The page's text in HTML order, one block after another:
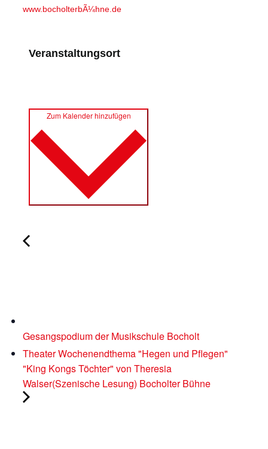
www.bocholterbÃ¼hne.de
Veranstaltungsort
Gesangspodium der Musikschule Bocholt
Theater Wochenendthema "Hegen und Pflegen"
"King Kongs Töchter" von Theresia
Walser(Szenische Lesung) Bocholter Bühne